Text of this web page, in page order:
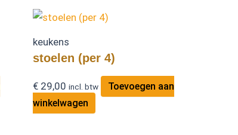
keukens
stoelen (per 4)
€29,00 incl. btw
Toevoegen aan
winkelwagen